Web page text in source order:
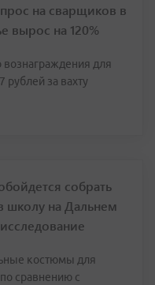
на сварщиков в
вырос на 120%
для
рублей за вахту
собрать
школу на Дальнем
костюмы для
сравнению с